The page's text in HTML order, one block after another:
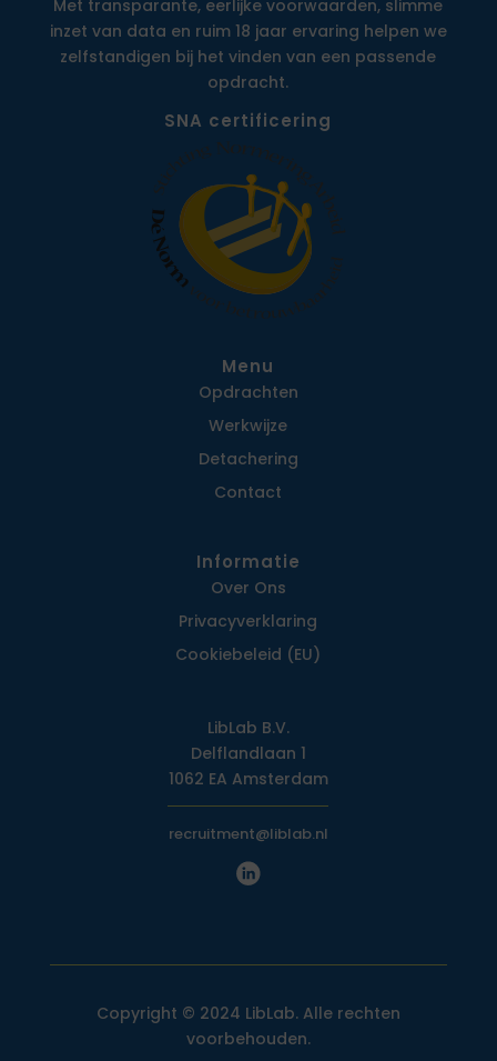
Met transparante, eerlijke voorwaarden, slimme
inzet van data en ruim 18 jaar ervaring helpen we
zelfstandigen bij het vinden van een passende
opdracht.
SNA certificering
Menu
Opdrachten
Werkwijze
Detachering
Contact
Informatie
Over Ons
Privacy­verklaring
Cookiebeleid (EU)
LibLab B.V.
Delflandlaan 1
1062 EA Amsterdam
recruitment@liblab.nl
Copyright © 2024 LibLab. Alle rechten
voorbehouden.